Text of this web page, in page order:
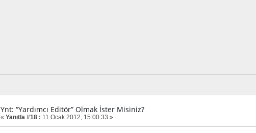
Ynt: “Yardımcı Editör” Olmak İster Misiniz?
« Yanıtla #18 : 11 Ocak 2012, 15:00:33 »